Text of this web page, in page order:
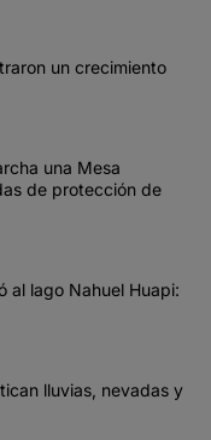
un crecimiento
una Mesa
de protección de
al lago Nahuel Huapi:
lluvias, nevadas y